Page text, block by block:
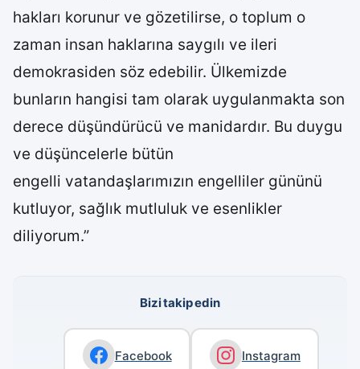
hakları korunur ve gözetilirse, o toplum o
zaman insan haklarına saygılı ve ileri
demokrasiden söz edebilir. Ülkemizde
bunların hangisi tam olarak uygulanmakta son
derece düşündürücü ve manidardır. Bu duygu
ve düşüncelerle bütün
engelli vatandaşlarımızın engelliler gününü
kutluyor, sağlık mutluluk ve esenlikler
diliyorum.”
Bizi takip edin
Facebook Instagram